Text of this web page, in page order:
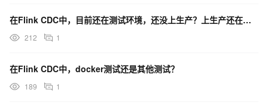
在Flink CDC中，目前还在测试环境，还没上生产？上生产还在计划中。
212 1
在Flink CDC中，docker测试还是其他测试？
189 1